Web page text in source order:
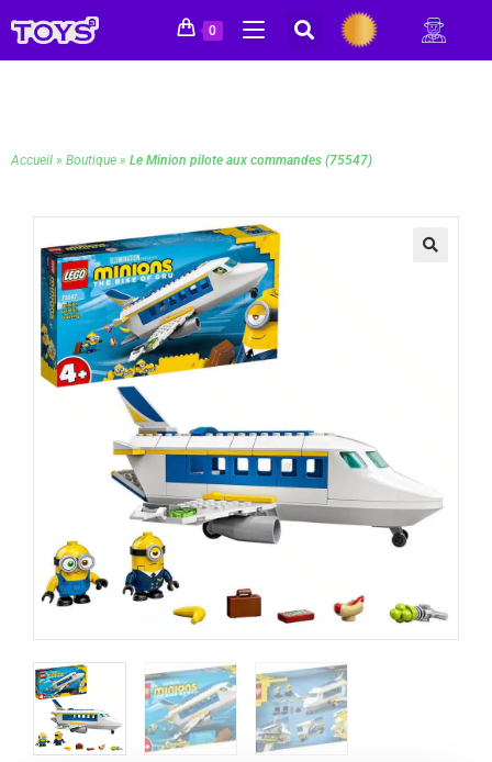
0
Accueil » Boutique » Le Minion pilote aux commandes (75547)